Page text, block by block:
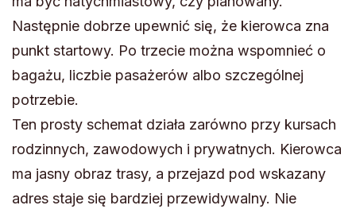
Następnie dobrze upewnić się, że kierowca zna
punkt startowy. Po trzecie można wspomnieć o
bagażu, liczbie pasażerów albo szczególnej
potrzebie.
Ten prosty schemat działa zarówno przy kursach
rodzinnych, zawodowych i prywatnych. Kierowca
ma jasny obraz trasy, a przejazd pod wskazany
adres staje się bardziej przewidywalny. Nie